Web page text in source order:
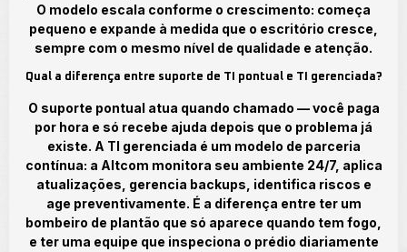
O modelo escala conforme o crescimento: começa
pequeno e expande à medida que o escritório cresce,
sempre com o mesmo nível de qualidade e atenção.
Qual a diferença entre suporte de TI pontual e TI gerenciada?
O suporte pontual atua quando chamado — você paga
por hora e só recebe ajuda depois que o problema já
existe. A TI gerenciada é um modelo de parceria
contínua: a Altcom monitora seu ambiente 24/7, aplica
atualizações, gerencia backups, identifica riscos e
age preventivamente. É a diferença entre ter um
bombeiro de plantão que só aparece quando tem fogo,
e ter uma equipe que inspeciona o prédio diariamente